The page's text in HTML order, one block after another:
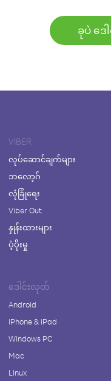
ခုပဲ ဒ
VIBER
လုပ်ဆောင်ချက်များ
ဘလော့ဂ်
လုံခြုံရေး
Viber Out
နှုန်းထားများ
ပံ့ပိုးမှု
ဒေါင်းလုတ်
Android
iPhone & iPad
Windows PC
Mac
Linux